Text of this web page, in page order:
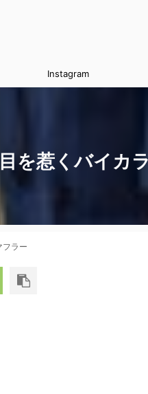
Instagram
を惹くバイカ
フラー